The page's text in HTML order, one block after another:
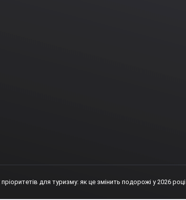
для туризму: як це змінить подорожі у 2026 році